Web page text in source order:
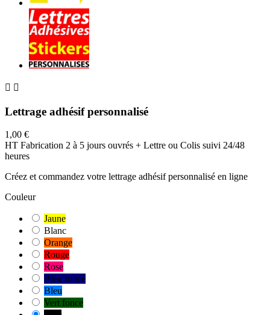
 
Lettrage adhésif personnalisé
1,00 €
HT Fabrication 2 à 5 jours ouvrés + Lettre ou Colis suivi 24/48
heures
Créez et commandez votre lettrage adhésif personnalisé en ligne
Couleur
Jaune
Blanc
Orange
Rouge
Rose
Bleu foncé
Bleu
Vert fonce